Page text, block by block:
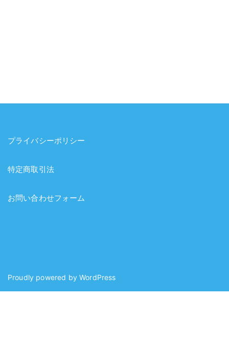
プライバシーポリシー
特定商取引法
お問い合わせフォーム
Proudly powered byWordPress